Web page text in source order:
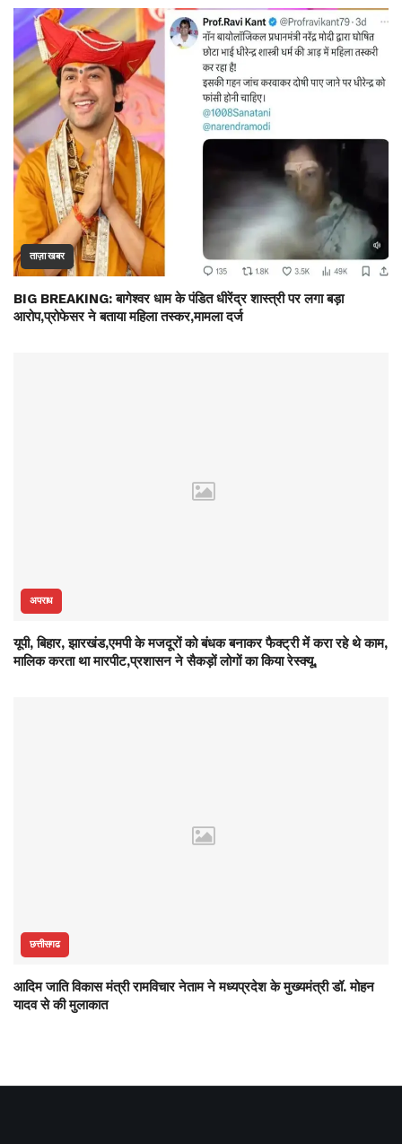
ताज़ा खबर
BIG BREAKING: बागेश्वर धाम के पंडित धीरेंद्र शास्त्री पर लगा बड़ा
आरोप,प्रोफेसर ने बताया महिला तस्कर,मामला दर्ज
अपराध
यूपी, बिहार, झारखंड,एमपी के मजदूरों को बंधक बनाकर फैक्ट्री में करा रहे थे काम,
मालिक करता था मारपीट,प्रशासन ने सैकड़ों लोगों का किया रेस्क्यू,
छत्तीसगढ
आदिम जाति विकास मंत्री रामविचार नेताम ने मध्यप्रदेश के मुख्यमंत्री डॉ. मोहन
यादव से की मुलाकात